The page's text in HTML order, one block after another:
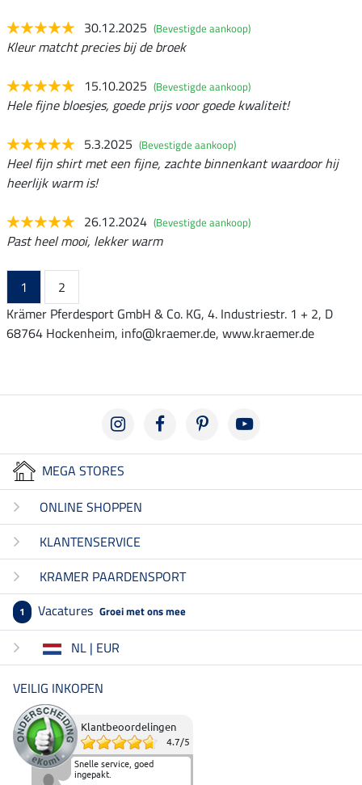
30.12.2025 (Bevestigde aankoop)
Kleur matcht precies bij de broek
15.10.2025 (Bevestigde aankoop)
Hele fijne bloesjes, goede prijs voor goede kwaliteit!
5.3.2025 (Bevestigde aankoop)
Heel fijn shirt met een fijne, zachte binnenkant waardoor hij
heerlijk warm is!
26.12.2024 (Bevestigde aankoop)
Past heel mooi, lekker warm
1
2
Krämer Pferdesport GmbH & Co. KG, 4. Industriestr. 1 + 2, D
68764 Hockenheim, info@kraemer.de, www.kraemer.de
MEGA STORES
ONLINE SHOPPEN
KLANTENSERVICE
KRAMER PAARDENSPORT
1 Vacatures Groei met ons mee
NL | EUR
VEILIG INKOPEN
Klantbeoordelingen
4.7/5
Snelle service, goed
ingepakt.